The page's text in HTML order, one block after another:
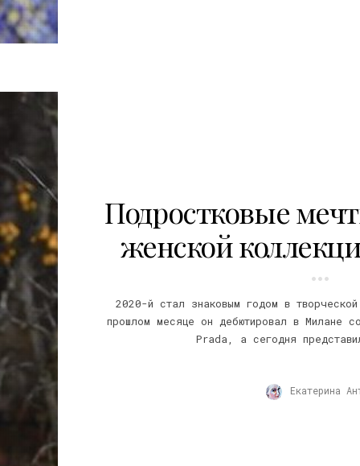
Подростковые
женской
2020-й стал знаковым годом в
прошлом месяце он дебютировал в Милане
Prada, а сегодня
Екатерина